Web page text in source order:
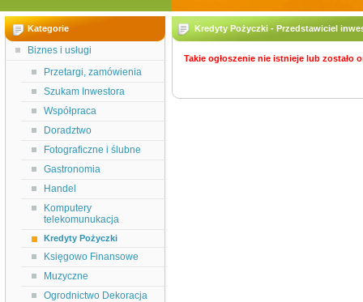
Kategorie
Biznes i usługi
Przetargi, zamówienia
Szukam Inwestora
Współpraca
Doradztwo
Fotograficzne i ślubne
Gastronomia
Handel
Komputery
telekomunukacja
Kredyty Pożyczki
Księgowo Finansowe
Muzyczne
Ogrodnictwo Dekoracja
Kredyty Pożyczki - Przedstawiciel
Takie ogłoszenie nie istnieje lub zostało